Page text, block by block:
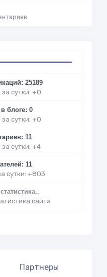
25189
сутки: +0
блоге: 0
сутки: +0
11
сутки: +4
11
сутки: +803
сайта
Партнеры